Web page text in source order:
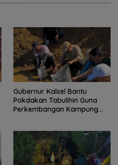
Gubernur Kalsel Bantu
Pokdakan Tabulihin Guna
Perkembangan Kampung